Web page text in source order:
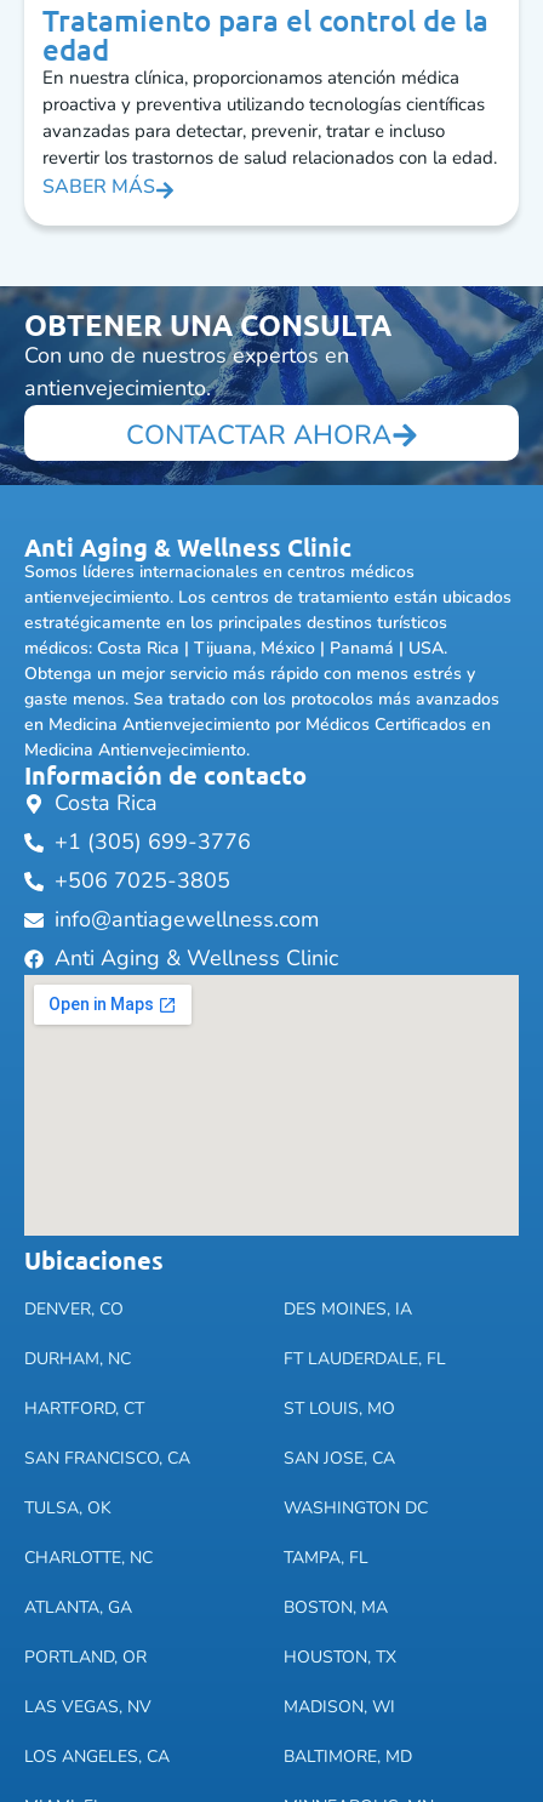
Tratamiento para el control de la
edad
En nuestra clínica, proporcionamos atención médica
proactiva y preventiva utilizando tecnologías científicas
avanzadas para detectar, prevenir, tratar e incluso
revertir los trastornos de salud relacionados con la edad.
SABER MÁS
OBTENER UNA CONSULTA
Con uno de nuestros expertos en
antienvejecimiento.
CONTACTAR AHORA
Anti Aging & Wellness Clinic
Somos líderes internacionales en centros médicos
antienvejecimiento. Los centros de tratamiento están ubicados
estratégicamente en los principales destinos turísticos
médicos: Costa Rica | Tijuana, México | Panamá | USA.
Obtenga un mejor servicio más rápido con menos estrés y
gaste menos. Sea tratado con los protocolos más avanzados
en Medicina Antienvejecimiento por Médicos Certificados en
Medicina Antienvejecimiento.
Información de contacto
Costa Rica
+1 (305) 699-3776
+506 7025-3805
info@antiagewellness.com
Anti Aging & Wellness Clinic
Ubicaciones
DENVER, CO DES MOINES, IA
DURHAM, NC FT LAUDERDALE, FL
HARTFORD, CT ST LOUIS, MO
SAN FRANCISCO, CA SAN JOSE, CA
TULSA, OK WASHINGTON DC
CHARLOTTE, NC TAMPA, FL
ATLANTA, GA BOSTON, MA
PORTLAND, OR HOUSTON, TX
LAS VEGAS, NV MADISON, WI
LOS ANGELES, CA BALTIMORE, MD